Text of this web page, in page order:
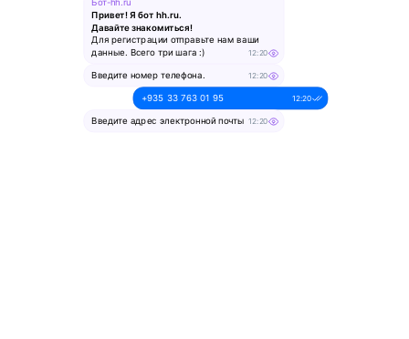
Привет! Я бот hh.ru.
Давайте знакомиться!
Для регистрации отправьте нам ваши
данные. Всего три шага :)
12:20
Введите номер телефона. 12:20
+935 33 763 01 95 12:20
Введите адрес электронной почты 12:20